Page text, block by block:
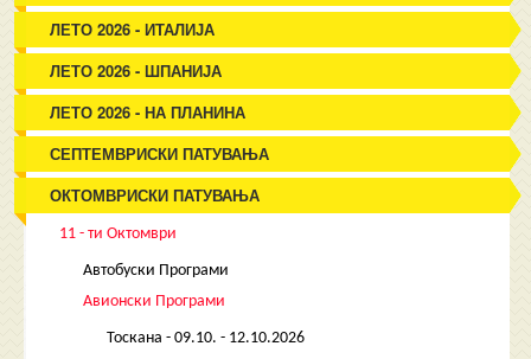
ЛЕТО 2026 - ИТАЛИЈА
ЛЕТО 2026 - ШПАНИЈА
ЛЕТО 2026 - НА ПЛАНИНА
СЕПТЕМВРИСКИ ПАТУВАЊА
ОКТОМВРИСКИ ПАТУВАЊА
11 - ти Октомври
Автобуски Програми
Авионски Програми
Тоскана - 09.10. - 12.10.2026